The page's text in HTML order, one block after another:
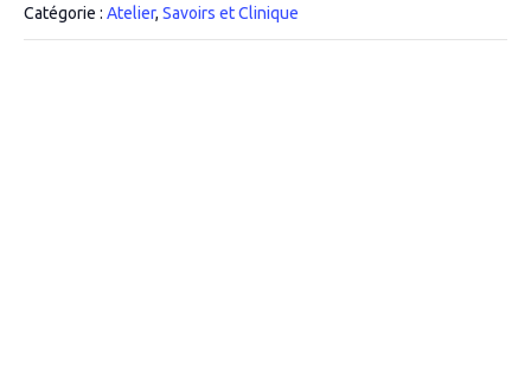
Catégorie : Atelier, Savoirs et Clinique